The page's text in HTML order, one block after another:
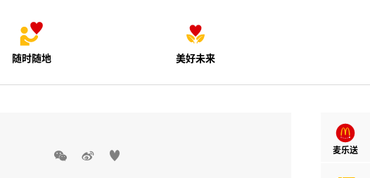
随时随地 美好未来
麦乐送
  